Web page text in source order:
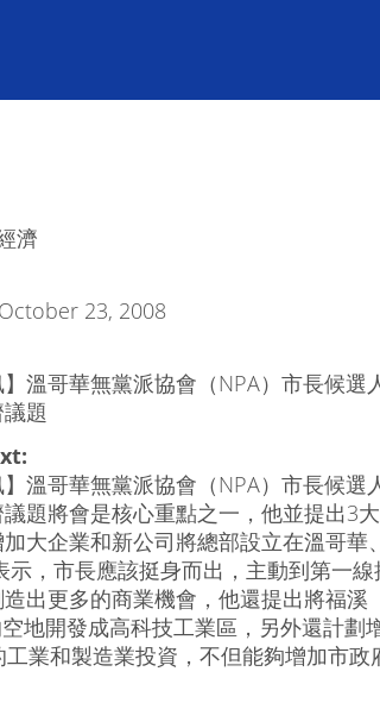
濟
23, 2008
】溫哥華無黨派協會（NPA）市長候
題
】溫哥華無黨派協會（NPA）市長候
題將會是核心重點之一，他並提出3
大企業和新公司將總部設立在溫哥
示，市長應該挺身而出，主動到第一
出更多的商業機會，他還提出將福
地開發成高科技工業區，另外還計
工業和製造業投資，不但能夠增加市政